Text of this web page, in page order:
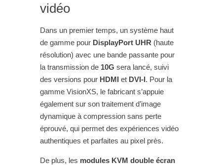
vidéo
Dans un premier temps, un système haut
de gamme pour DisplayPort UHR (haute
résolution) avec une bande passante pour
la transmission de 10G sera lancé, suivi
des versions pour HDMIet DVI-I. Pour la
gamme VisionXS, le fabricant s’appuie
également sur son traitement d’image
dynamique à compression sans perte
éprouvé, qui permet des expériences vidéo
authentiques et parfaites au pixel près.
De plus, les modules KVM double écran